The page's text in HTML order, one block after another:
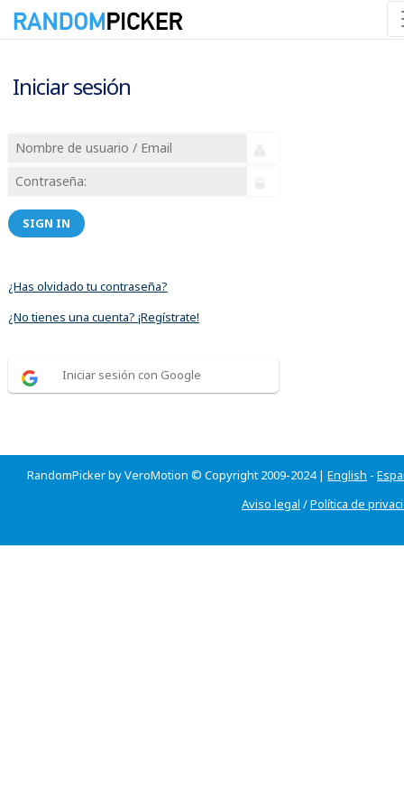
Iniciar sesión
SIGN IN
¿Has olvidado tu contraseña?
¿No tienes una cuenta? ¡Regístrate!
Iniciar sesión con Google
RandomPicker by VeroMotion © Copyright 2009-2024 | English -
Aviso legal /Política de